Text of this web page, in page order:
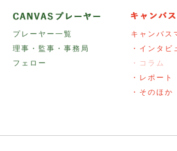
プレーヤー一覧
理事・監事・事務局
フェロー
キャンバス
・インタビ
・コラム
・レポート
・そのほか